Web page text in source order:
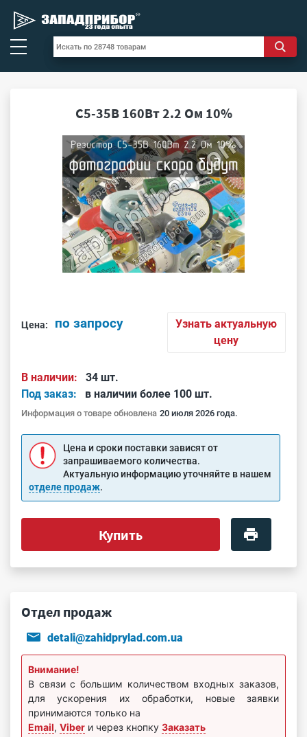
С5-35В 160Вт 2.2 Ом 10%
Цена: по запросу
Узнать актуальную
цену
В наличии:
34 шт.
Под заказ:
в наличии более 100 шт.
Информация о товаре обновлена 20 июля 2026 года.
Цена и сроки поставки зависят от
запрашиваемого количества.
Актуальную информацию уточняйте в нашем
отделе продаж.
Купить
Отдел продаж
detali@zahidprylad.com.ua
Внимание!
В связи с большим количеством входных заказов,
для ускорения их обработки, новые заявки
принимаются только на
Email, Viber и через кнопку Заказать